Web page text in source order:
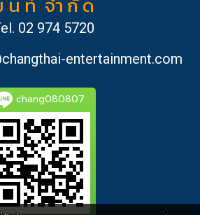
02 974 5720
entertainment.com
chang080807